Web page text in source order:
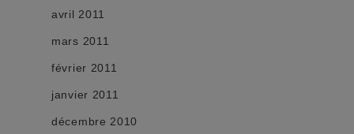
avril 2011
mars 2011
février 2011
janvier 2011
décembre 2010